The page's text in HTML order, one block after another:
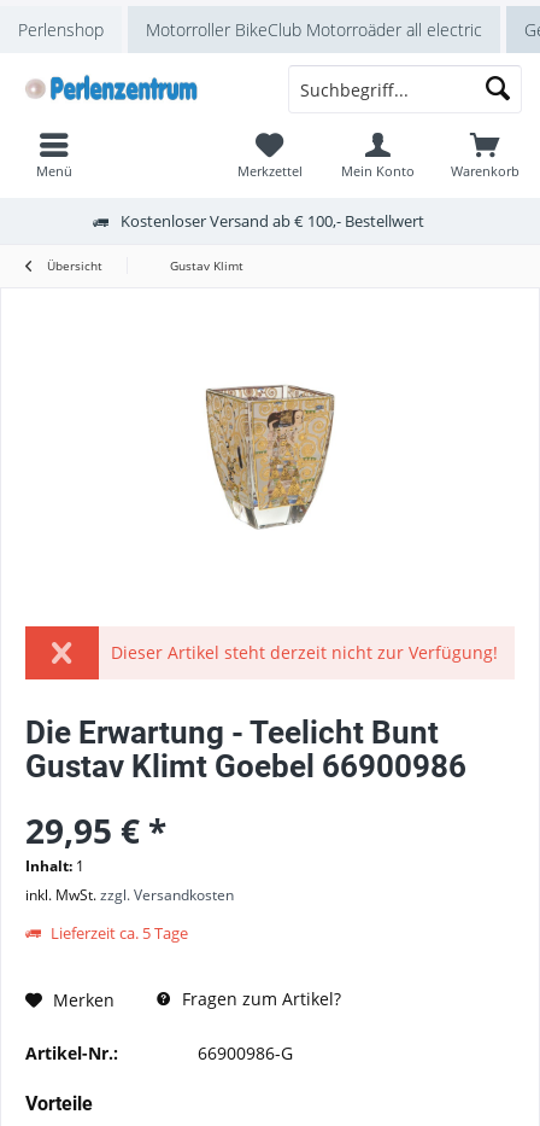
Perlenshop Motorroller BikeClub Motorroäder all electric
Kostenloser Versand ab € 100,- Bestellwert
Warenkorb
Merkzettel Mein Konto
Menü
Übersicht Gustav Klimt
Dieser Artikel steht derzeit nicht zur Verfügung!
Die Erwartung - Teelicht Bunt
Gustav Klimt Goebel 66900986
29,95 € *
Inhalt: 1
inkl. MwSt.zzgl. Versandkosten
Lieferzeit ca. 5 Tage
Merken Fragen zum Artikel?
Artikel-Nr.: 66900986-G
Vorteile